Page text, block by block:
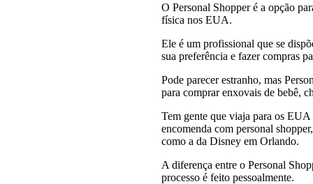
O Personal Shopper é a opção
física nos EUA.
Ele é um profissional que se
sua preferência e fazer compras
Pode parecer estranho, mas
para comprar enxovais de bebê,
Tem gente que viaja para os
encomenda com personal
como a da Disney em Orlando.
A diferença entre o Personal
processo é feito pessoalmente.